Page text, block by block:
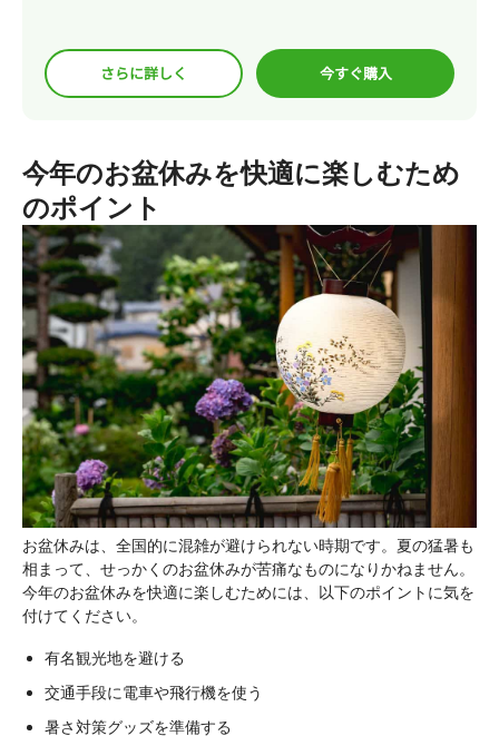
さらに詳しく 今すぐ購入
今年のお盆休みを快適に楽しむため
のポイント
お盆休みは、全国的に混雑が避けられない時期です。夏の猛暑も
相まって、せっかくのお盆休みが苦痛なものになりかねません。
今年のお盆休みを快適に楽しむためには、以下のポイントに気を
付けてください。
有名観光地を避ける
交通手段に電車や飛行機を使う
暑さ対策グッズを準備する